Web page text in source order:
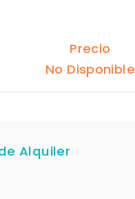
Precio
No Disponible
Alquiler